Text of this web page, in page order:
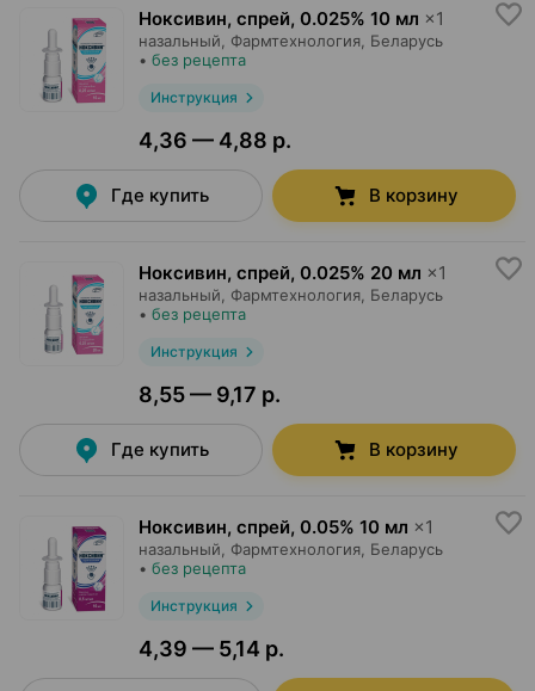
Ноксивин, спрей, 0.025% 10 мл ×1
назальный, Фармтехнология, Беларусь
• без рецепта
Инструкция
4,36 — 4,88 р.
Где купить В корзину
Ноксивин, спрей, 0.025% 20 мл ×1
назальный, Фармтехнология, Беларусь
• без рецепта
Инструкция
8,55 — 9,17 р.
Где купить В корзину
Ноксивин, спрей, 0.05% 10 мл ×1
назальный, Фармтехнология, Беларусь
• без рецепта
Инструкция
4,39 — 5,14 р.